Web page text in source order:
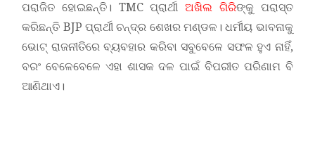
ପରାଜିତ ହୋଇଛନ୍ତି। TMC ପ୍ରାର୍ଥୀ ଅଖିଲ ଗିରିଙ୍କୁ ପରାସ୍ତ
କରିଛନ୍ତି BJP ପ୍ରାର୍ଥୀ ଚନ୍ଦ୍ର ଶେଖର ମଣ୍ଡଳ। ଧର୍ମୀୟ ଭାବନାକୁ
ଭୋଟ୍ ରାଜନୀତିରେ ବ୍ୟବହାର କରିବା ସବୁବେଳେ ସଫଳ ହୁଏ ନାହିଁ,
ବରଂ ବେଳେବେଳେ ଏହା ଶାସକ ଦଳ ପାଇଁ ବିପରୀତ ପରିଣାମ ବି
ଆଣିଥାଏ।